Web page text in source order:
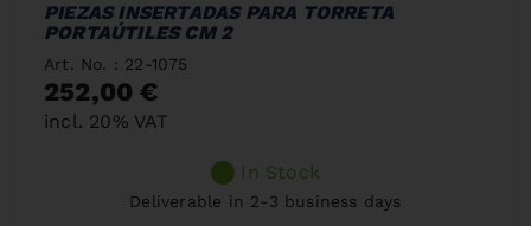
PIEZAS INSERTADAS PARA TORRETA
PORTAÚTILES CM 2
Art. No. : 22-1075
252,00 €
incl. 20% VAT
In Stock
Deliverable in 2-3 business days